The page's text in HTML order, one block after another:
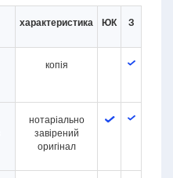
характеристика ЮК З
копія
нотаріально
завірений
оригінал